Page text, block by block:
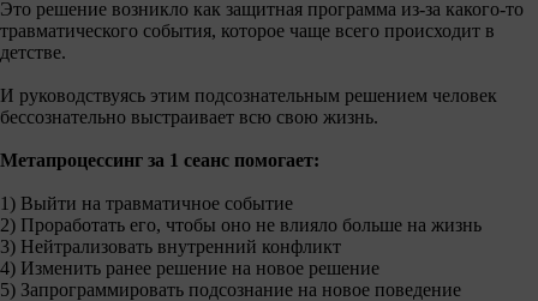
Это решение возникло как защитная программа из-за какого-то
травматического события, которое чаще всего происходит в
детстве.
И руководствуясь этим подсознательным решением человек
бессознательно выстраивает всю свою жизнь.
Метапроцессинг за 1 сеанс помогает:
1) Выйти на травматичное событие
2) Проработать его, чтобы оно не влияло больше на жизнь
3) Нейтрализовать внутренний конфликт
4) Изменить ранее решение на новое решение
5) Запрограммировать подсознание на новое поведение